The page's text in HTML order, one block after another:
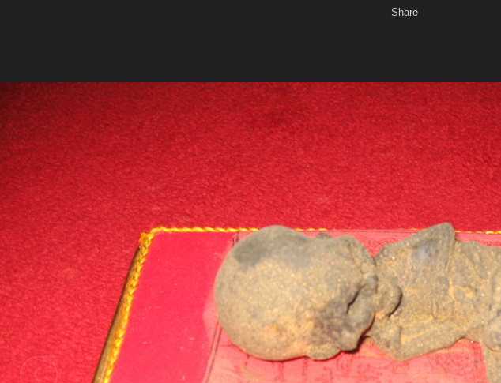
หน้าแรก รูปภาพ General taykung หลวงพ่อโตวัดช้างใหญ่ จ.พระนครศรีอยุธยา
IMG 1824
หน้าแรก เว็บบอร์ด มีอะไรใหม่ วิดีโอ รูปภาพ
หมวดหมู่ มีอะไรใหม่ คอลเล็คชั่น สถานที่ กล้อง แท็ก
เสียงธรรม สมาชิ
Share